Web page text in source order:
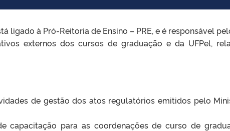
ligado à Pró-Reitoria de Ensino – PRE, e é responsável
externos dos cursos de graduação e da UFPel,
de gestão dos atos regulatórios emitidos pelo
capacitação para as coordenações de curso de